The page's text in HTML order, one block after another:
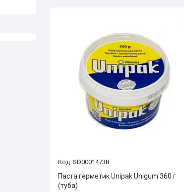
SD00014738
Паста герметик Unipak Unigum 360 г
(туба)